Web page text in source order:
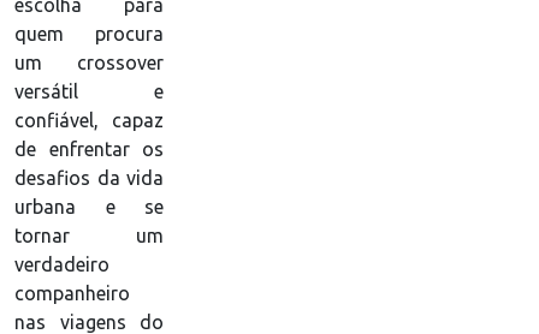
escolha para
quem procura
um crossover
versátil e
confiável, capaz
de enfrentar os
desafios da vida
urbana e se
tornar um
verdadeiro
companheiro
nas viagens do